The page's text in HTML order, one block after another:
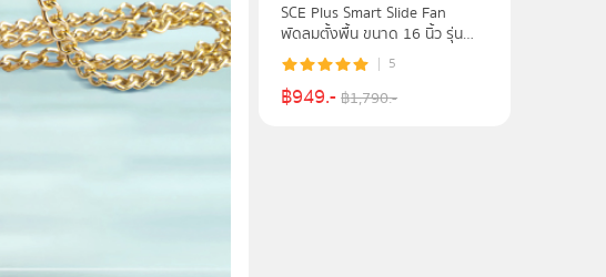
SCE Plus Smart Slide Fan
พัดลมตั้งพื้น ขนาด 16 นิ้ว รุ่น
RF3 - รับประกัน 2 ปี
5
฿949.-฿1,790.-